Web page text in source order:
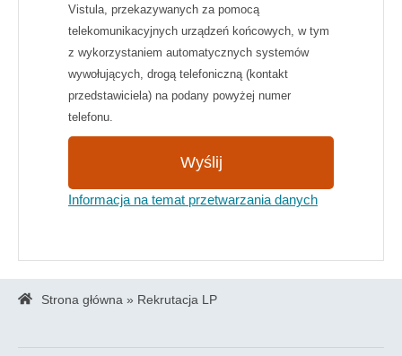
Vistula, przekazywanych za pomocą
telekomunikacyjnych urządzeń końcowych, w tym
z wykorzystaniem automatycznych systemów
wywołujących, drogą telefoniczną (kontakt
przedstawiciela) na podany powyżej numer
telefonu.
Wyślij
Informacja na temat przetwarzania danych
Strona główna » Rekrutacja LP